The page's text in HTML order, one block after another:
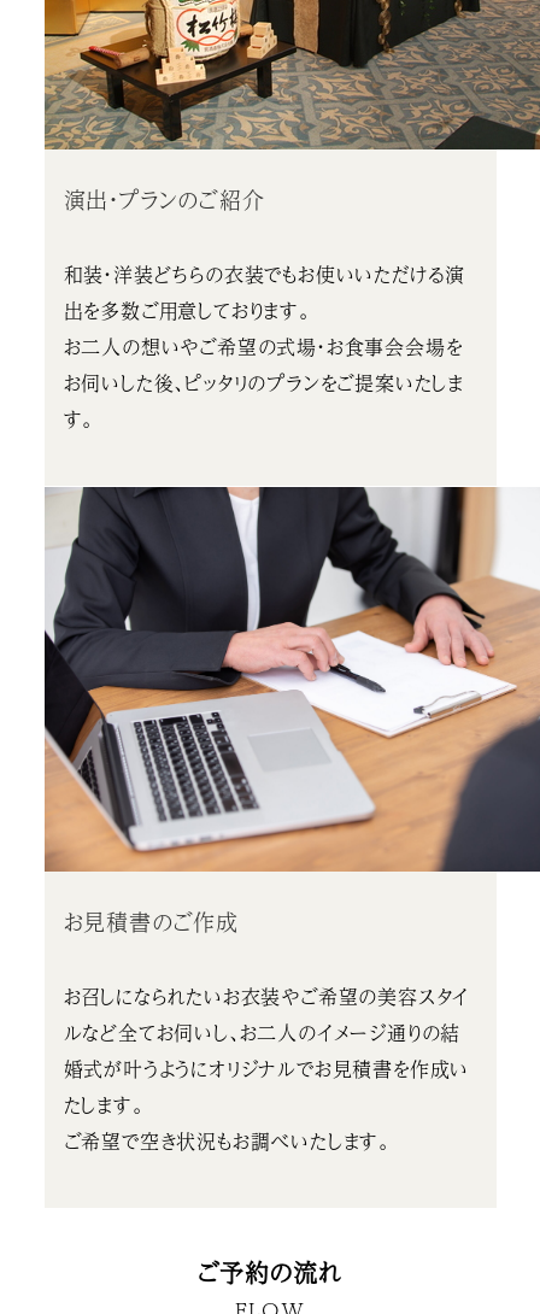
演出・プランのご紹介
和装・洋装どちらの衣装でもお使いいただける演
出を多数ご用意しております。
お二人の想いやご希望の式場・お食事会会場を
お伺いした後、ピッタリのプランをご提案いたしま
す。
お見積書のご作成
お召しになられたいお衣装やご希望の美容スタイ
ルなど全てお伺いし、お二人のイメージ通りの結
婚式が叶うようにオリジナルでお見積書を作成い
たします。
ご希望で空き状況もお調べいたします。
ご予約の流れ